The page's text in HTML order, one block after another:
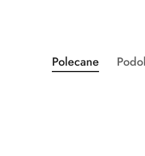
Pomiń karuzelę
Produkty
o
Polecane